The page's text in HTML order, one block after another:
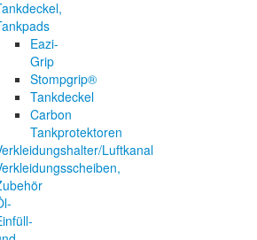
Eazi-
Grip
Stompgrip®
Tankdeckel
Carbon
Tankprotektoren
Luftkanal